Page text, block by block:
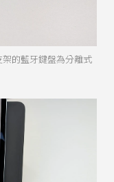
的藍牙鍵盤為分離式